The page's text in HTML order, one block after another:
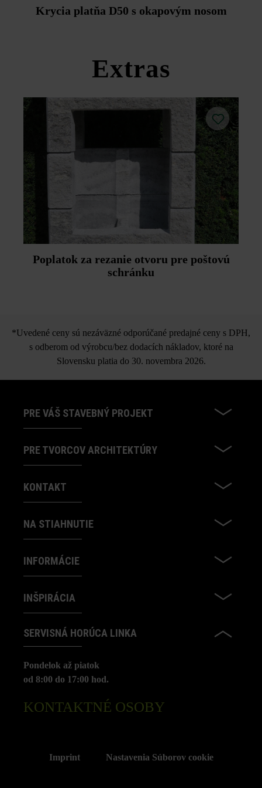
Duoprotect DP30 (paralelná dodávka je možná za
príplatok).
Krycia platňa D50 s okapovým nosom
Extras
Poplatok za rezanie otvoru pre poštovú
schránku
*Uvedené ceny sú nezáväzné odporúčané predajné ceny s DPH,
s odberom od výrobcu/bez dodacích nákladov, ktoré na
Slovensku platia do 30. novembra 2026.
PRE VÁŠ STAVEBNÝ PROJEKT
PRE TVORCOV ARCHITEKTÚRY
KONTAKT
NA STIAHNUTIE
INFORMÁCIE
INŠPIRÁCIA
SERVISNÁ HORÚCA LINKA
Pondelok až piatok
od 8:00 do 17:00 hod.
KONTAKTNÉ OSOBY
Imprint Nastavenia Súborov cookie